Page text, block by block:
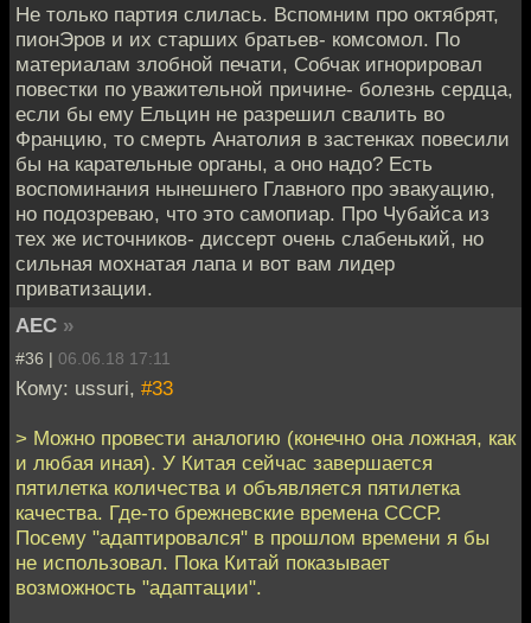
Не только партия слилась. Вспомним про октябрят,
пионЭров и их старших братьев- комсомол. По
материалам злобной печати, Собчак игнорировал
повестки по уважительной причине- болезнь сердца,
если бы ему Ельцин не разрешил свалить во
Францию, то смерть Анатолия в застенках повесили
бы на карательные органы, а оно надо? Есть
воспоминания нынешнего Главного про эвакуацию,
но подозреваю, что это самопиар. Про Чубайса из
тех же источников- диссерт очень слабенький, но
сильная мохнатая лапа и вот вам лидер
приватизации.
АЕС »
#36 | 06.06.18 17:11
Кому: ussuri, #33
> Можно провести аналогию (конечно она ложная, как
и любая иная). У Китая сейчас завершается
пятилетка количества и объявляется пятилетка
качества. Где-то брежневские времена СССР.
Посему "адаптировался" в прошлом времени я бы
не использовал. Пока Китай показывает
возможность "адаптации".